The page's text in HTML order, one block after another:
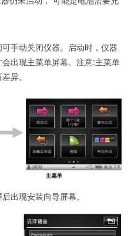
手动关闭仪器。启动时，仪器
出现主菜单屏幕。注意:主菜单
异。
出现安装向导屏幕。